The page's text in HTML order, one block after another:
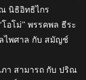
นิธิอิทธิไกร
อโม่” พรรคพล ธีระ
ไพศาล กับ สมัญช์
า สามารถ กับ ปริณ